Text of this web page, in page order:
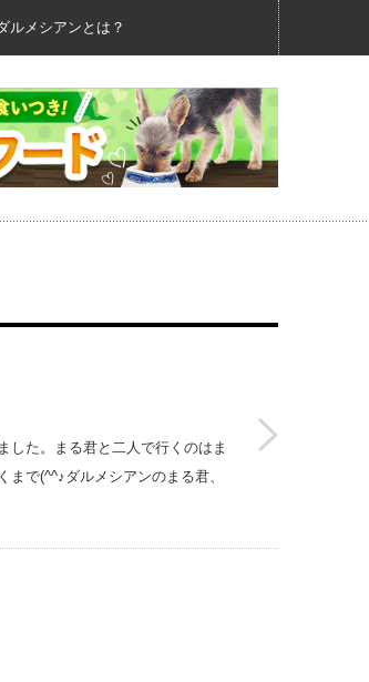
ルメシアンとは？
した。まる君と二人で行くのはま
で(^^♪ダルメシアンのまる君、